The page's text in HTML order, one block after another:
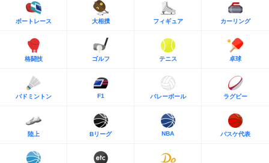
ボートレース 大相撲 フィギュア カーリング
格闘技 ゴルフ テニス 卓球
バドミントン F1 バレーボール ラグビー
陸上 Bリーグ NBA バスケ代表